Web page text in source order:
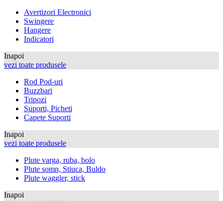
Avertizori Electronici
Swingere
Hangere
Indicatori
Inapoi
vezi toate produsele
Rod Pod-uri
Buzzbari
Tripozi
Suporti, Picheti
Capete Suporti
Inapoi
vezi toate produsele
Plute varga, ruba, bolo
Plute somn, Stiuca, Buldo
Plute waggler, stick
Inapoi